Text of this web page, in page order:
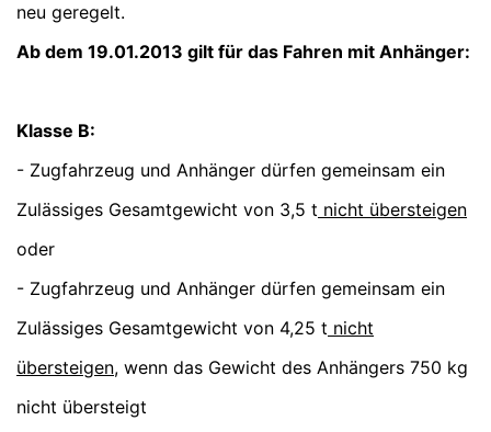
neu geregelt.
Ab dem 19.01.2013 gilt für das Fahren mit Anhänger:
Klasse B:
- Zugfahrzeug und Anhänger dürfen gemeinsam ein
Zulässiges Gesamtgewicht von 3,5 t nicht übersteigen
oder
- Zugfahrzeug und Anhänger dürfen gemeinsam ein
Zulässiges Gesamtgewicht von 4,25 t nicht
übersteigen, wenn das Gewicht des Anhängers 750 kg
nicht übersteigt